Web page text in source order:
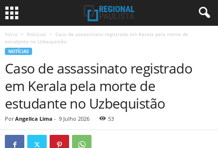
Início Notícias
Caso de assassinato registrado em Kerala pela morte de
estudante no Uzbequistão
NOTÍCIAS
Caso de assassinato registrado
em Kerala pela morte de
estudante no Uzbequistão
Por Angelica Lima - 9 Julho 2026 53